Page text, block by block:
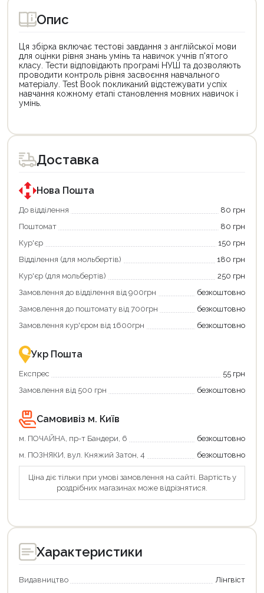
Опис
Ця збірка включає тестові завдання з англійської мови
для оцінки рівня знань умінь та навичок учнів п'ятого
класу. Тести відповідають програмі НУШ та дозволяють
проводити контроль рівня засвоєння навчального
матеріалу. Test Book покликаний відстежувати успіх
навчання кожному етапі становлення мовних навичок і
умінь.
товар
для
покупки
державною
програмою
єКнига.
Використовуйте
карту
щоб
зекономити
та
отримати
переваги!
картою
єКнига
–
зручно
та
вигідно!
Доставка
Нова Пошта
До відділення
80 грн
Поштомат
80 грн
Кур'єр
150 грн
Відділення (для мольбертів)
180 грн
Кур'єр (для мольбертів)
250 грн
Замовлення до відділення від 900грн
безкоштовно
Замовлення до поштомату від 700грн
безкоштовно
Замовлення кур'єром від 1600грн
безкоштовно
Укр Пошта
Експрес
55 грн
Замовлення від 500 грн
безкоштовно
Самовивіз м. Київ
м. ПОЧАЙНА, пр-т Бандери, 6
безкоштовно
м. ПОЗНЯКИ, вул. Княжий Затон, 4
безкоштовно
Ціна діє тільки при умові замовлення на сайті. Вартість у
роздрібних магазинах може відрізнятися.
Характеристики
Видавництво
Лінгвіст